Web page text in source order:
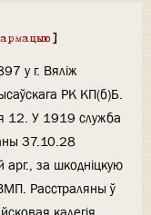
]
у г. Вяліж
РК КП(б)Б.
12. У 1919 служба
37.10.28
арг., за шкодніцкую
Расстраляны ў